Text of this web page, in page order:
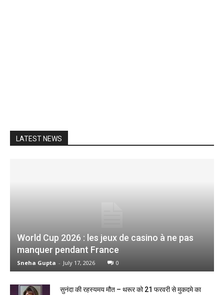
LATEST NEWS
World Cup 2026 : les jeux de casino à ne pas
manquer pendant France
Sneha Gupta - July 17, 2026 0
सुनंदा की रहस्यमय मौत – थरूर को 21 फरवरी से मुकदमे का